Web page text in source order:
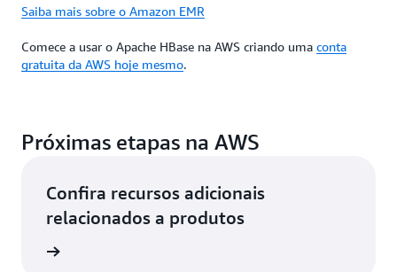
Saiba mais sobre o Amazon EMR
Comece a usar o Apache HBase na AWS criando uma conta
gratuita da AWS hoje mesmo.
Próximas etapas na AWS
Confira recursos adicionais
relacionados a produtos